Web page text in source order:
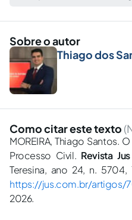
Sobre o autor
Thiago dos
Como citar este texto
MOREIRA, Thiago Santos.
Processo Civil. Revista
Teresina, ano 24, n. 5704,
https://jus.com.br/artigos/
2026.